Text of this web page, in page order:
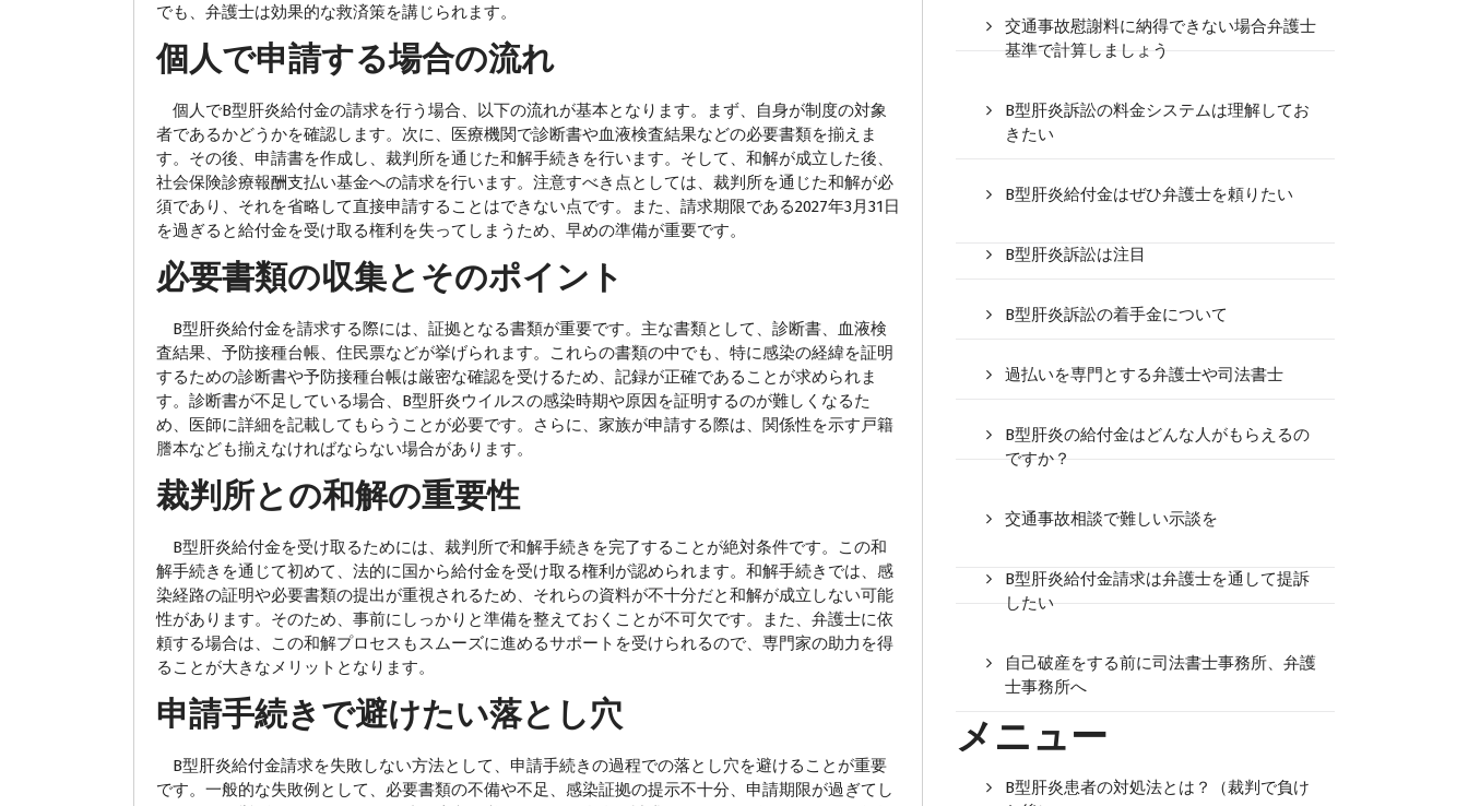
でも、弁護士は効果的な救済策を講じられます。
個人で申請する場合の流れ
個人でB型肝炎給付金の請求を行う場合、以下の流れが基本となります。まず、自身が制度の対象
者であるかどうかを確認します。次に、医療機関で診断書や血液検査結果などの必要書類を揃えま
す。その後、申請書を作成し、裁判所を通じた和解手続きを行います。そして、和解が成立した後、
社会保険診療報酬支払い基金への請求を行います。注意すべき点としては、裁判所を通じた和解が必
須であり、それを省略して直接申請することはできない点です。また、請求期限である2027年3月31日
を過ぎると給付金を受け取る権利を失ってしまうため、早めの準備が重要です。
必要書類の収集とそのポイント
B型肝炎給付金を請求する際には、証拠となる書類が重要です。主な書類として、診断書、血液検
査結果、予防接種台帳、住民票などが挙げられます。これらの書類の中でも、特に感染の経緯を証明
するための診断書や予防接種台帳は厳密な確認を受けるため、記録が正確であることが求められま
す。診断書が不足している場合、B型肝炎ウイルスの感染時期や原因を証明するのが難しくなるた
め、医師に詳細を記載してもらうことが必要です。さらに、家族が申請する際は、関係性を示す戸籍
謄本なども揃えなければならない場合があります。
裁判所との和解の重要性
B型肝炎給付金を受け取るためには、裁判所で和解手続きを完了することが絶対条件です。この和
解手続きを通じて初めて、法的に国から給付金を受け取る権利が認められます。和解手続きでは、感
染経路の証明や必要書類の提出が重視されるため、それらの資料が不十分だと和解が成立しない可能
性があります。そのため、事前にしっかりと準備を整えておくことが不可欠です。また、弁護士に依
頼する場合は、この和解プロセスもスムーズに進めるサポートを受けられるので、専門家の助力を得
ることが大きなメリットとなります。
申請手続きで避けたい落とし穴
B型肝炎給付金請求を失敗しない方法として、申請手続きの過程での落とし穴を避けることが重要
です。一般的な失敗例として、必要書類の不備や不足、感染証拠の提示不十分、申請期限が過ぎてし
交通事故慰謝料に納得できない場合弁護士
基準で計算しましょう
B型肝炎訴訟の料金システムは理解してお
きたい
B型肝炎給付金はぜひ弁護士を頼りたい
B型肝炎訴訟は注目
B型肝炎訴訟の着手金について
過払いを専門とする弁護士や司法書士
B型肝炎の給付金はどんな人がもらえるの
ですか？
交通事故相談で難しい示談を
B型肝炎給付金請求は弁護士を通して提訴
したい
自己破産をする前に司法書士事務所、弁護
士事務所へ
メニュー
B型肝炎患者の対処法とは？（裁判で負け